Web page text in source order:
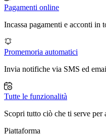
Pagamenti online
Incassa pagamenti e acconti in
Promemoria automatici
Invia notifiche via SMS ed
Tutte le funzionalità
Scopri tutto ciò che ti serve per
Piattaforma